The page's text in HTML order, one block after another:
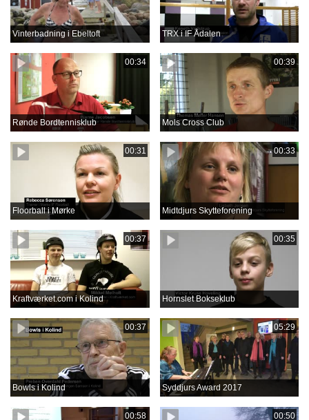
Vinterbadning i Ebeltoft TRX i IF Ådalen
00:34
Rønde Bordtennisklub
00:39
Mols Cross Club
00:31
Floorball i Mørke
00:33
Midtdjurs Skytteforening
00:37
Kraftværket.com i Kolind
00:35
Hornslet Bokseklub
00:37
Bowls i Kolind
05:29
Syddjurs Award 2017
00:58 00:50